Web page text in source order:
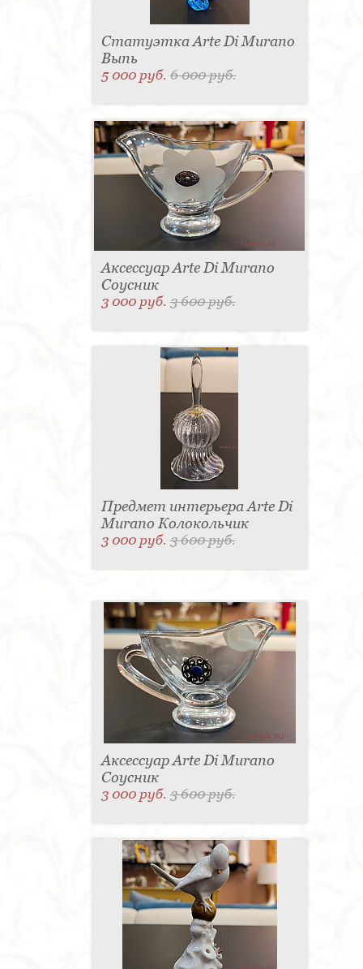
Статуэтка Arte Di Murano
Выпь
5 000 руб.6 000 руб.
Аксессуар Arte Di Murano
Соусник
3 000 руб.3 600 руб.
Предмет интерьера Arte Di
Murano Колокольчик
3 000 руб.3 600 руб.
Аксессуар Arte Di Murano
Соусник
3 000 руб.3 600 руб.